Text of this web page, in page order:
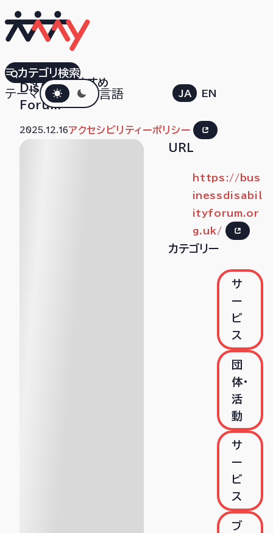
すべておすすめ
テーマダークモード言語 JA EN
カテゴリ検索
Business
Disability
Forum
2025.12.16アクセシビリティーポリシー
URL
https://bus
inessdisabil
ityforum.or
g.uk/
カテゴリー
サ
ー
ビ
ス
団
体・
活
動
サ
ー
ビ
ス
ブ